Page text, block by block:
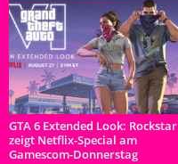
GTA 6 Extended Look: Rockstar
zeigt Netflix-Special am
Gamescom-Donnerstag